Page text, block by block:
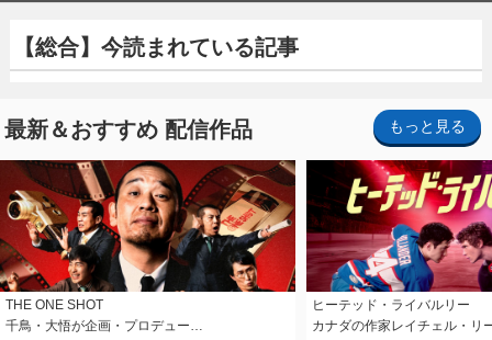
【総合】今読まれている記事
最新＆おすすめ 配信作品 もっと見る
THE ONE SHOT
千鳥・大悟が企画・プロデュー…
ヒーテッド・ライバルリー
カナダの作家レイチェル・リ